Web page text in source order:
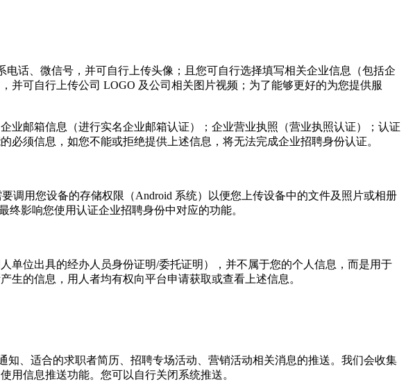
话、微信号，并可自行上传头像；且您可自行选择填写相关企业信息（包括企
可自行上传公司 LOGO 及公司相关图片视频；为了能够更好的为您提供服
业邮箱信息（进行实名企业邮箱认证）；企业营业执照（营业执照认证）；认证
须信息，如您不能或拒绝提供上述信息，将无法完成企业招聘身份认证。
调用您设备的存储权限（Android 系统）以便您上传设备中的文件及照片或相册
影响您使用认证企业招聘身份中对应的功能。
单位出具的经办人员身份证明/委托证明），并不属于您的个人信息，而是用于
的信息，用人者均有权向平台申请获取或查看上述信息。
、适合的求职者简历、招聘专场活动、营销活动相关消息的推送。我们会收集
用信息推送功能。您可以自行关闭系统推送。